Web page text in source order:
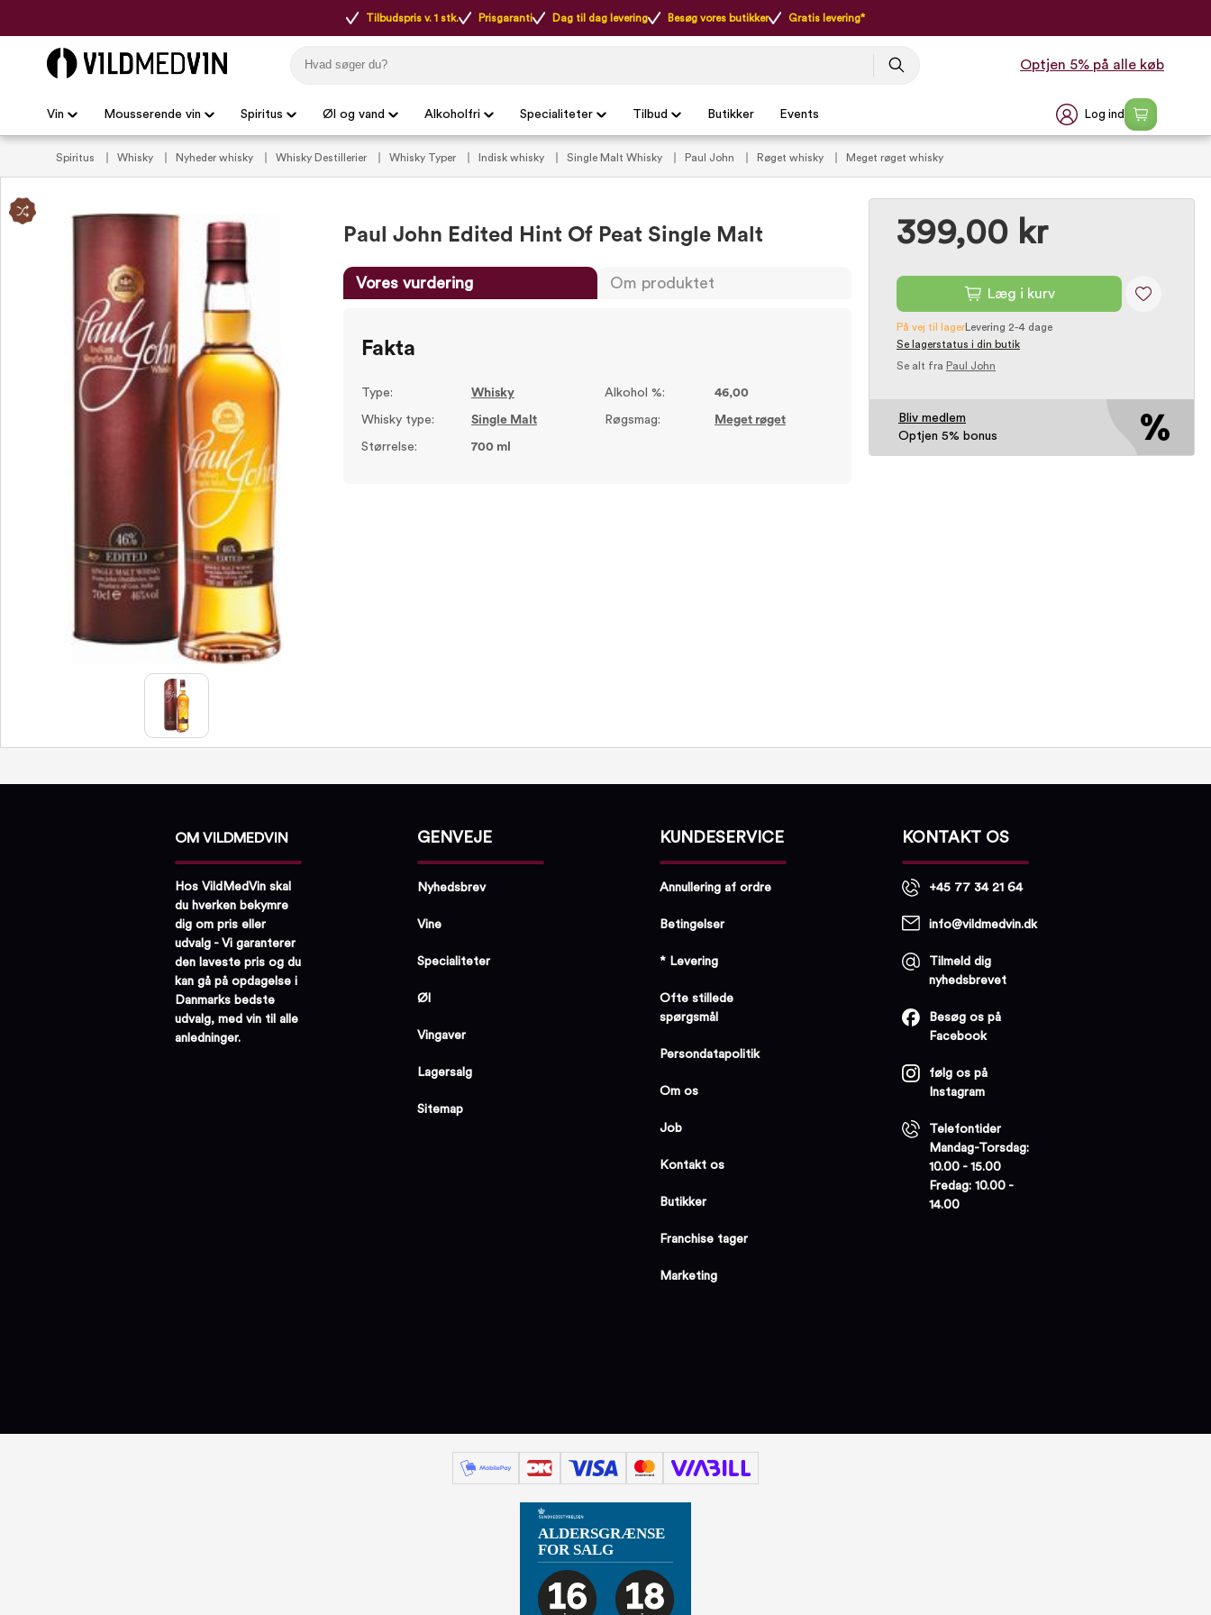
Tilbudspris v. 1 stk. Prisgaranti Dag til dag levering Besøg vores butikker Gratis levering*
Optjen 5% på alle køb
Vin Mousserende vin Spiritus Øl og vand Alkoholfri Specialiteter Tilbud Butikker Events Log ind
Spiritus Whisky Nyheder whisky Whisky Destillerier Whisky Typer Indisk whisky Single Malt Whisky Paul John Røget whisky Meget røget whisky
399,00 kr
Læg i kurv
På vej til lager Levering 2-4 dage
Se lagerstatus i din butik
Se alt fra Paul John
Bliv medlem
Optjen 5% bonus
Paul John Edited Hint Of Peat Single Malt
Vores vurdering Om produktet
Fakta
Type: Whisky
Whisky type: Single Malt
Størrelse: 700 ml
Alkohol %: 46,00
Røgsmag: Meget røget
OM VILDMEDVIN
Hos VildMedVin skal
du hverken bekymre
dig om pris eller
udvalg - Vi garanterer
den laveste pris og du
kan gå på opdagelse i
Danmarks bedste
udvalg, med vin til alle
anledninger.
GENVEJE
Nyhedsbrev
Vine
Specialiteter
Øl
Vingaver
Lagersalg
Sitemap
KUNDESERVICE
Annullering af ordre
Betingelser
* Levering
Ofte stillede
spørgsmål
Persondatapolitik
Om os
Job
Kontakt os
Butikker
Franchise tager
Marketing
KONTAKT OS
+45 77 34 21 64
info@vildmedvin.dk
Tilmeld dig
nyhedsbrevet
Besøg os på
Facebook
følg os på
Instagram
Telefontider
Mandag-Torsdag:
10.00 - 15.00
Fredag: 10.00 -
14.00